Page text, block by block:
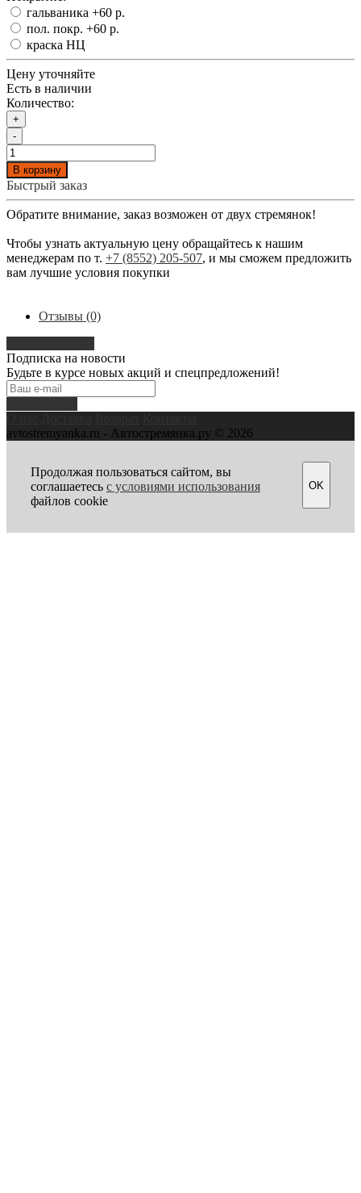
гальваника +60 р.
пол. покр. +60 р.
краска НЦ
Цену уточняйте
Есть в наличии
Количество:
+
-
В корзину
Быстрый заказ
Обратите внимание, заказ возможен от двух стремянок!
Чтобы узнать актуальную цену обращайтесь к нашим
менеджерам по т. +7 (8552) 205-507, и мы сможем предложить
вам лучшие условия покупки
Отзывы (0)
Подписка на новости
Будьте в курсе новых акций и спецпредложений!
avtostremyanka.ru - Автостремянка.ру © 2026
Продолжая пользоваться сайтом, вы
соглашаетесь с условиями использования
файлов cookie
OK